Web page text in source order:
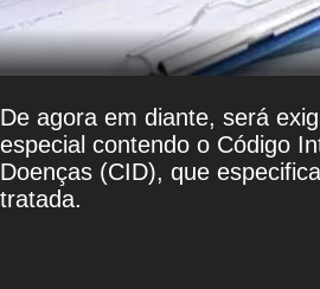
De agora em diante, será
especial contendo o Código
Doenças (CID), que
tratada.